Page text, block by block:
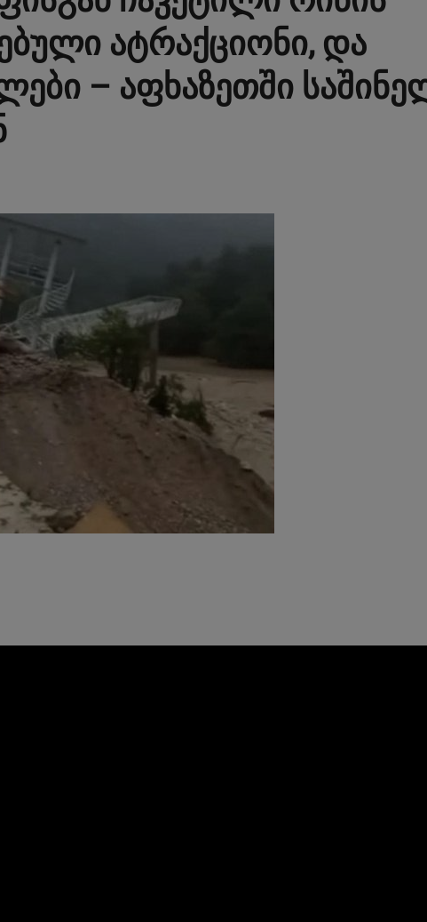
ატრაქციონი, და
– აფხაზეთში